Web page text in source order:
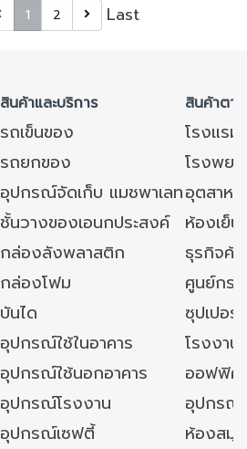
1 2 Last
สินค้าและบริการ สินค้าตา
รถเข็นของ
โรงแร
รถยกของ
โรงพย
อุปกรณ์จัดเก็บ แมชพาเลทอุตสาหก
ชั้นวางของเอนกประสงค์
ห้องเย็
กล่องลังพลาสติก
ธุรกิจค้
กล่องโฟม
ศูนย์กร
บันได
ซุปเปอ
อุปกรณ์ใช้ในอาคาร
โรงงา
อุปกรณ์ใช้นอกอาคาร
ออฟฟิศ/
อุปกรณ์โรงงาน
อุปกรณ์
อุปกรณ์เซฟตี้
ห้องสมุ